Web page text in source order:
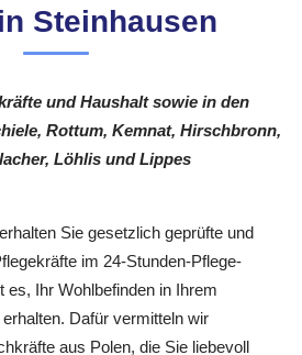
Steinhausen
und Haushalt sowie in den
Rottum, Kemnat, Hirschbronn,
Löhlis und Lippes
Sie gesetzlich geprüfte und
im 24-Stunden-Pflege-
es, Ihr Wohlbefinden in Ihrem
Dafür vermitteln wir
aus Polen, die Sie liebevoll